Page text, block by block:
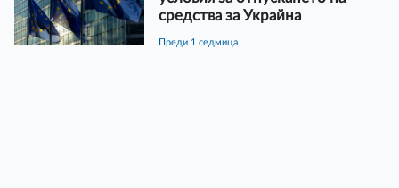
средства за Украйна
преди 1 седмица